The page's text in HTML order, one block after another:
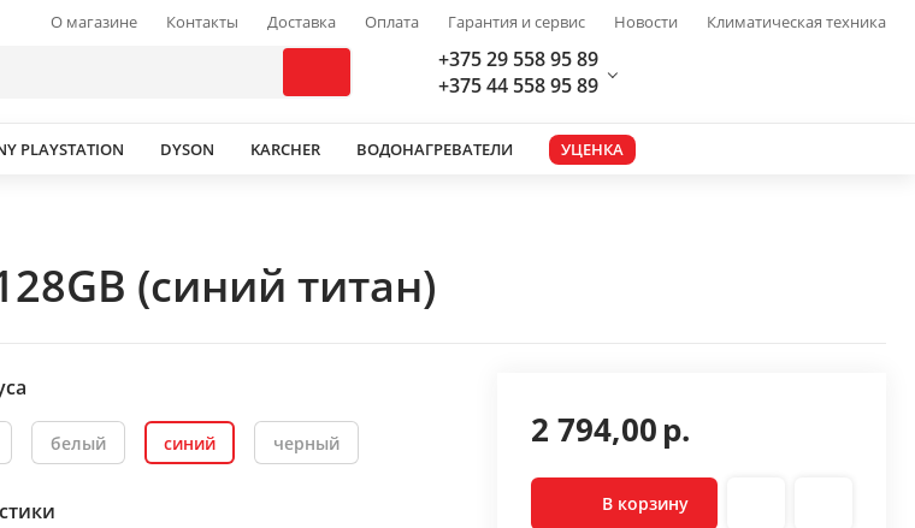
О магазине Контакты Доставка Оплата Гарантия и сервис Новости Климатическая техника
+375 29 558 95 89
+375 44 558 95 89
PLAYSTATION DYSON KARCHER ВОДОНАГРЕВАТЕЛИ УЦЕНКА
(синий титан)
белый синий черный 2 794,00р.
В корзину